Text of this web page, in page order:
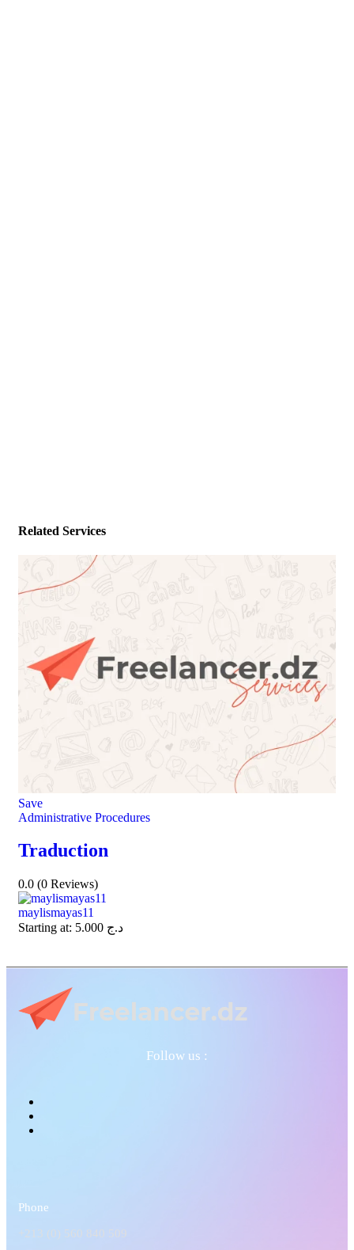
Related Services
Save
Administrative Procedures
Traduction
0.0 (0 Reviews)
maylismayas11
Starting at:
د.ج 5.000
Follow us :
Phone
+213 (0) 560 840 509